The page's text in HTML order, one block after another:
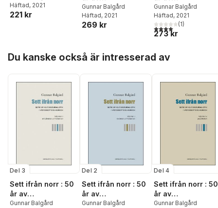
Häftad, 2021
221 kr
kulturjournalistik i
Västerbotten-
Kuriren. Volym 4,
Gunnar Balgård
Häftad, 2021
269 kr
kulturjournalistik i
Västerbotten-
Kuriren. Volym 1,
Norrland
Gunnar Balgård
Häftad, 2021
4,0utav 5 stjärnor.
(1)
273 kr
Du kanske också är intresserad av
Del 3
Sett ifrån norr : 50
år av
kulturjournalistik i
Gunnar Balgård
Del 2
Sett ifrån norr : 50
år av
kulturjournalistik i
Gunnar Balgård
Del 4
Sett ifrån norr : 50
år av
kulturjournalistik i
Gunnar Balgård